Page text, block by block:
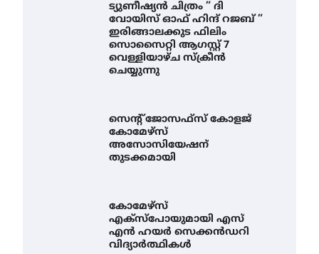
ട്യുണീഷ്യൻ ചിത്രം ” ദി
വോയിസ് ഓഫ് ഹിന്ദ് റജബ് ”
ഇരിങ്ങാലക്കുട ഫിലിം
സൊസൈറ്റി ആഗസ്റ്റ് 7
വെള്ളിയാഴ്ച സ്‌ക്രീൻ
ചെയ്യുന്നു
സെന്റ് ജോസഫ്സ് കോളജ്
കോമേഴ്‌സ്
അസോസിയേഷന്
തുടക്കമായി
കോമേഴ്സ്
എക്സ്പോയുമായി എസ്
എൻ ഹയർ സെക്കൻഡറി
വിദ്യാർത്ഥികൾ